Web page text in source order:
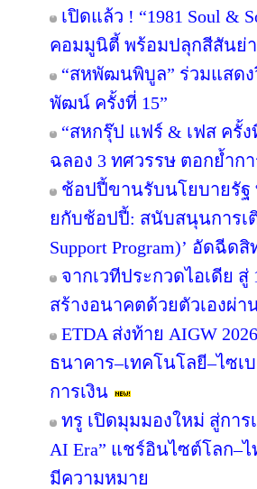
เปิดแล้ว ! “1981 Soul
คอมมูนิตี้ พร้อมปลุกสีสันย่
“สหพัฒนพิบูล” ร่วมแสด
พัฒน์ ครั้งที่ 15”
“สหกรุ๊ป แฟร์ & เฟส ครั้
ฉลอง 3 ทศวรรษ ตอกย้ำก
ช้อปปี้ขานรับนโยบายรัฐ
ยกับช้อปปี้: สนับสนุนการเ
Support Program)’ อัดฉี
จากเวทีประกวดไอเดีย สู่
สร้างอนาคตด้วยตัวเองผ่
ETDA ส่งท้าย AIGW
ธนาคาร–เทคโนโลยี–ไซ
การเงิน
ทรู เปิดมุมมองใหม่ สู่การ
AI Era” แชร์อินไซต์โลก–
มีความหมาย